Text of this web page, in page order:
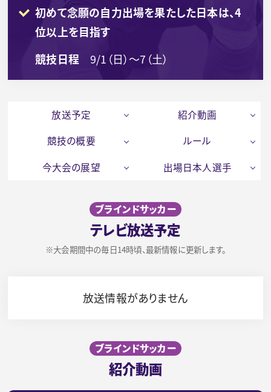
初めて念願の自力出場を果たした日本は、4
位以上を目指す
競技日程
9/1（日）～7（土）
放送予定
紹介動画
競技の概要
ルール
今大会の展望
出場日本人選手
ブラインドサッカー
テレビ放送予定
※大会期間中の毎日14時頃、最新情報に更新します。
放送情報がありません
ブラインドサッカー
紹介動画